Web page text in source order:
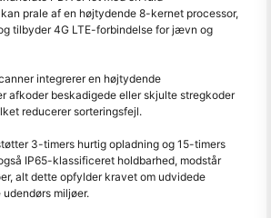
prale af en højtydende 8-kernet processor,
tilbyder 4G LTE-forbindelse for jævn og
integrerer en højtydende
afkoder beskadigede eller skjulte stregkoder
reducerer sorteringsfejl.
3-timers hurtig opladning og 15-timers
IP65-klassificeret holdbarhed, modstår
alt dette opfylder kravet om udvidede
miljøer.